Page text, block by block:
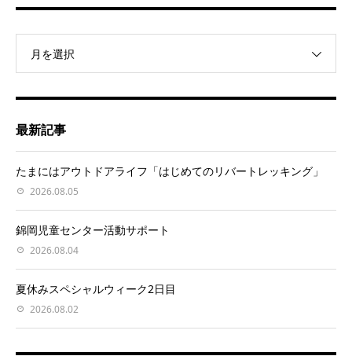
月を選択
最新記事
たまにはアウトドアライフ「はじめてのリバートレッキング」
2026.08.05
錦岡児童センター活動サポート
2026.08.04
夏休みスペシャルウィーク2日目
2026.08.02